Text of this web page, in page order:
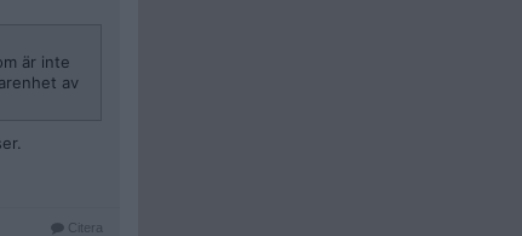
är inte
av
Citera